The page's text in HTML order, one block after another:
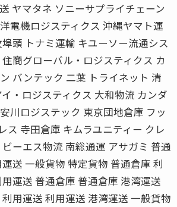
ヤマタネ ソニーサプライチェーン
電機ロジスティクス 沖縄ヤマト運
頭 トナミ運輸 キユーソー流通シス
商グローバル・ロジスティクス カ
バンテック 二葉 トライネット 清
・ロジスティクス 大和物流 カンダ
川ロジステック 東京団地倉庫 フッ
ス 寺田倉庫 キムラユニティー クレ
ーエス物流 南総通運 アサガミ 普通
送 一般貨物 特定貨物 普通倉庫 利
運送 普通倉庫 普通倉庫 港湾運送
用運送 利用運送 港湾運送 一般貨物